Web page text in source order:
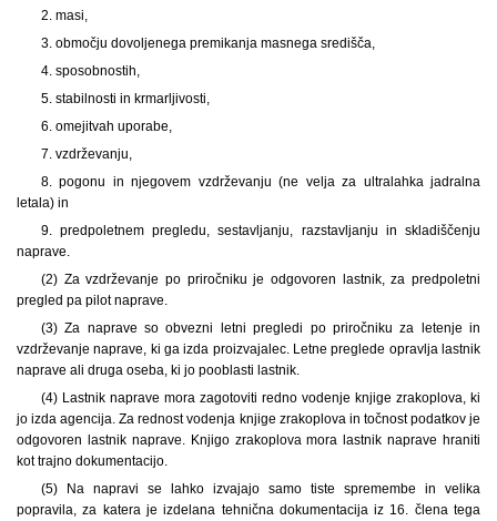
2. masi,
3. območju dovoljenega premikanja masnega središča,
4. sposobnostih,
5. stabilnosti in krmarljivosti,
6. omejitvah uporabe,
7. vzdrževanju,
8. pogonu in njegovem vzdrževanju (ne velja za ultralahka jadralna
letala) in
9. predpoletnem pregledu, sestavljanju, razstavljanju in skladiščenju
naprave.
(2) Za vzdrževanje po priročniku je odgovoren lastnik, za predpoletni
pregled pa pilot naprave.
(3) Za naprave so obvezni letni pregledi po priročniku za letenje in
vzdrževanje naprave, ki ga izda proizvajalec. Letne preglede opravlja lastnik
naprave ali druga oseba, ki jo pooblasti lastnik.
(4) Lastnik naprave mora zagotoviti redno vodenje knjige zrakoplova, ki
jo izda agencija. Za rednost vodenja knjige zrakoplova in točnost podatkov je
odgovoren lastnik naprave. Knjigo zrakoplova mora lastnik naprave hraniti
kot trajno dokumentacijo.
(5) Na napravi se lahko izvajajo samo tiste spremembe in velika
popravila, za katera je izdelana tehnična dokumentacija iz 16. člena tega